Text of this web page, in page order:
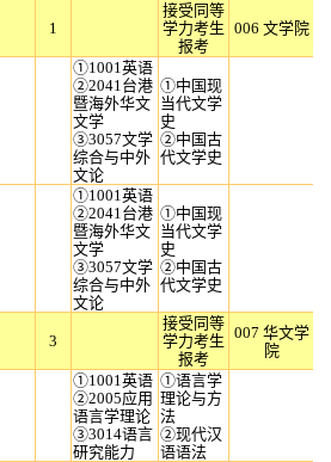
1
接受同等
学力考生
报考
006 文学院
①1001英语
②2041台港
暨海外华文
文学
③3057文学
综合与中外
文论
①中国现
当代文学
史
②中国古
代文学史
①1001英语
②2041台港
暨海外华文
文学
③3057文学
综合与中外
文论
①中国现
当代文学
史
②中国古
代文学史
3
接受同等
学力考生
报考
007 华文学
院
①1001英语
②2005应用
语言学理论
③3014语言
研究能力
①语言学
理论与方
法
②现代汉
语语法